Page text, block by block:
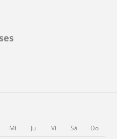
Mi Ju Vi Sá Do